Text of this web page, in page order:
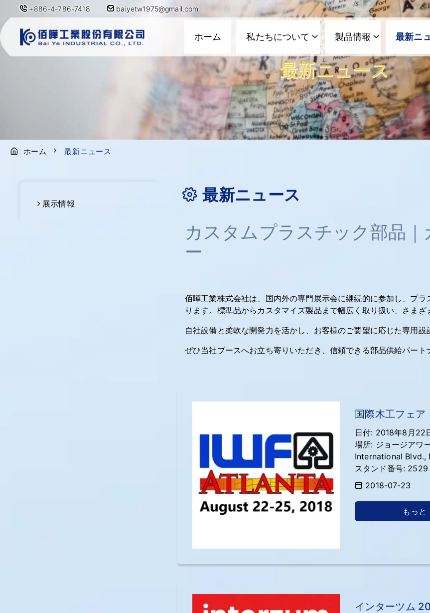
+886-4-786-7418 baiyetw1975@gmail.com
ホーム 私たちについて 製品情報 最新ニ
最新ニュース
ホーム 最新ニュース
展示情報 最新ニュース
カスタムプラスチック部品
ー
佰曄工業株式会社は、国内外の専門展示会に継続的に参加し、プ
ります。標準品からカスタマイズ製品まで幅広く取り扱い、さまざ
自社設備と柔軟な開発力を活かし、お客様のご要望に応じた専用
ぜひ当社ブースへお立ち寄りいただき、信頼できる部品供給パート
国際木工フェア
日付: 2018年8月22
場所: ジョージアワ
International Blvd.,
スタンド番号: 2529
https://
2018-07-23
もっと
インターツム